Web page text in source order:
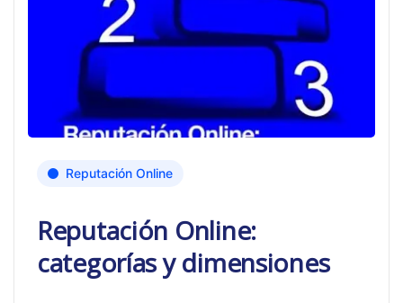
Reputación Online
Reputación Online:
categorías y dimensiones